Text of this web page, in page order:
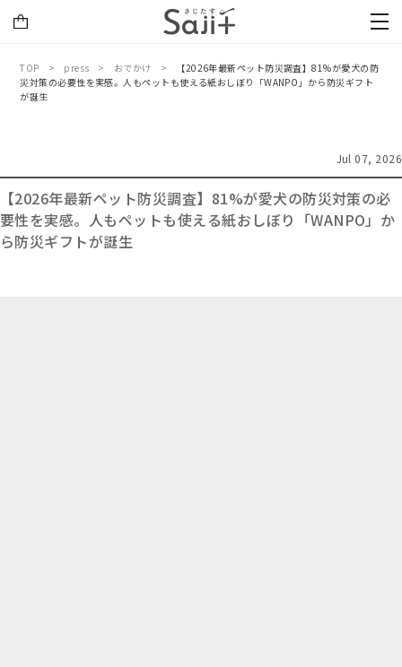
TOP press おでかけ
【2026年最新ペット防災調査】81%が愛犬の防
災対策の必要性を実感。人もペットも使える紙おしぼり「WANPO」から防災ギフト
が誕生
Jul 07, 2026
【2026年最新ペット防災調査】81%が愛犬の防災対策の必
要性を実感。人もペットも使える紙おしぼり「WANPO」か
ら防災ギフトが誕生